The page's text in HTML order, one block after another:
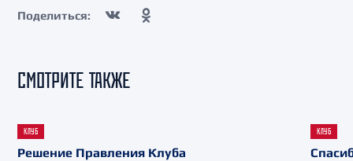
Поделиться:
СМОТРИТЕ ТАКЖЕ
КЛУБ
Решение Правления Клуба
КЛУБ